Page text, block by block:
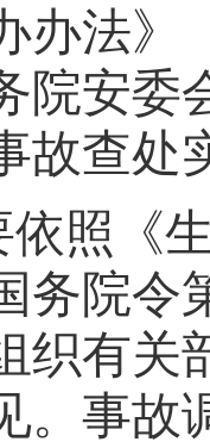
办法》
院安委
故查处
依照《
务院令
织有关
。事故